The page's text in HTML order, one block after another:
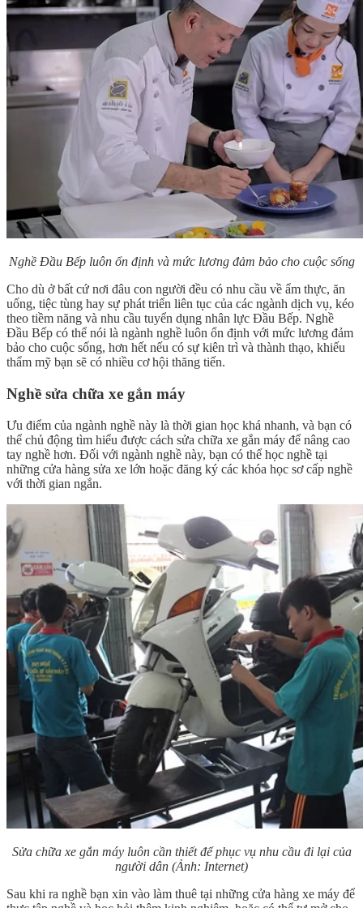
Nghề Đầu Bếp luôn ổn định và mức lương đảm bảo cho cuộc sống
Cho dù ở bất cứ nơi đâu con người đều có nhu cầu về ẩm thực, ăn
uống, tiệc tùng hay sự phát triển liên tục của các ngành dịch vụ, kéo
theo tiềm năng và nhu cầu tuyển dụng nhân lực Đầu Bếp. Nghề
Đầu Bếp có thể nói là ngành nghề luôn ổn định với mức lương đảm
bảo cho cuộc sống, hơn hết nếu có sự kiên trì và thành thạo, khiếu
thẩm mỹ bạn sẽ có nhiều cơ hội thăng tiến.
Nghề sửa chữa xe gắn máy
Ưu điểm của ngành nghề này là thời gian học khá nhanh, và bạn có
thể chủ động tìm hiểu được cách sửa chữa xe gắn máy để nâng cao
tay nghề hơn. Đối với ngành nghề này, bạn có thể học nghề tại
những cửa hàng sửa xe lớn hoặc đăng ký các khóa học sơ cấp nghề
với thời gian ngắn.
Sửa chữa xe gắn máy luôn cần thiết để phục vụ nhu cầu đi lại của
người dân (Ảnh: Internet)
Sau khi ra nghề bạn xin vào làm thuê tại những cửa hàng xe máy để